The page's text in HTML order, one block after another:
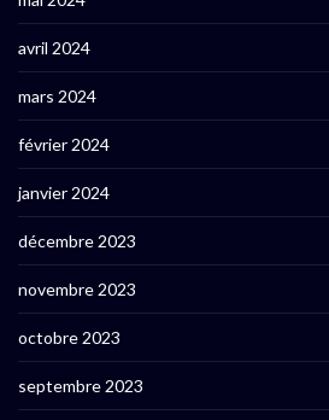
avril 2024
mars 2024
février 2024
janvier 2024
décembre 2023
novembre 2023
octobre 2023
septembre 2023